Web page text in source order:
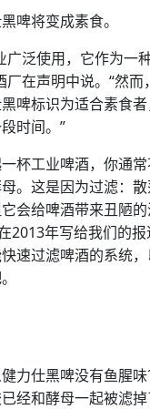
啤将变成素食。
广泛使用，它作为一
厂在声明中说。“然
啤标识为适合素食
时间。”
杯工业啤酒，你通
。这是因为过滤：
会给啤酒带来丑陋
2013年写给我们的报
速过滤啤酒的系统
力仕黑啤没有鱼腥
经和酵母一起被滤